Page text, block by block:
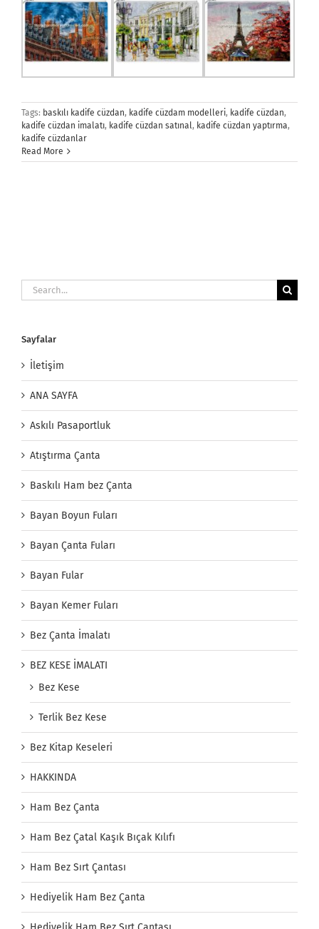
Tags: baskılı kadife cüzdan, kadife cüzdam modelleri, kadife cüzdan,
kadife cüzdan imalatı, kadife cüzdan satınal, kadife cüzdan yaptırma,
kadife cüzdanlar
Read More
Search
for:
Sayfalar
İletişim
ANA SAYFA
Askılı Pasaportluk
Atıştırma Çanta
Baskılı Ham bez Çanta
Bayan Boyun Fuları
Bayan Çanta Fuları
Bayan Fular
Bayan Kemer Fuları
Bez Çanta İmalatı
BEZ KESE İMALATI
Bez Kese
Terlik Bez Kese
Bez Kitap Keseleri
HAKKINDA
Ham Bez Çanta
Ham Bez Çatal Kaşık Bıçak Kılıfı
Ham Bez Sırt Çantası
Hediyelik Ham Bez Çanta